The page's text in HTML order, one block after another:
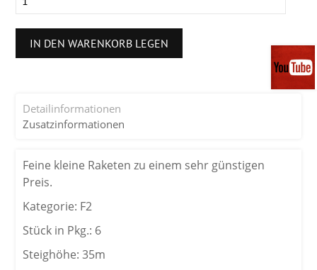
IN DEN WARENKORB LEGEN
Detailinformationen
Zusatzinformationen
Feine kleine Raketen zu einem sehr günstigen
Preis.
Kategorie: F2
Stück in Pkg.: 6
Steighöhe: 35m